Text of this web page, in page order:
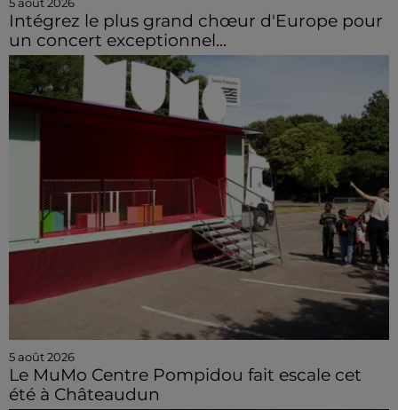
Intégrez le plus grand chœur d'Europe pour
un concert exceptionnel...
5 août 2026
Le MuMo Centre Pompidou fait escale cet
été à Châteaudun